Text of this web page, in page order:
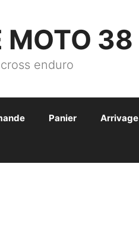
MOTO 38
enduro
Panier Arrivage